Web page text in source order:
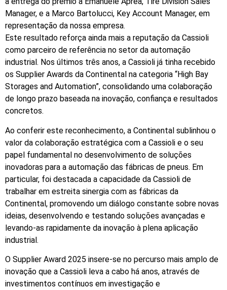
Manager, e a Marco Bartolucci, Key Account Manager, em
representação da nossa empresa.
Este resultado reforça ainda mais a reputação da Cassioli
como parceiro de referência no setor da automação
industrial. Nos últimos três anos, a Cassioli já tinha recebido
os Supplier Awards da Continental na categoria “High Bay
Storages and Automation”, consolidando uma colaboração
de longo prazo baseada na inovação, confiança e resultados
concretos.
Ao conferir este reconhecimento, a Continental sublinhou o
valor da colaboração estratégica com a Cassioli e o seu
papel fundamental no desenvolvimento de soluções
inovadoras para a automação das fábricas de pneus. Em
particular, foi destacada a capacidade da Cassioli de
trabalhar em estreita sinergia com as fábricas da
Continental, promovendo um diálogo constante sobre novas
ideias, desenvolvendo e testando soluções avançadas e
levando-as rapidamente da inovação à plena aplicação
industrial.
O Supplier Award 2025 insere-se no percurso mais amplo de
inovação que a Cassioli leva a cabo há anos, através de
investimentos contínuos em investigação e